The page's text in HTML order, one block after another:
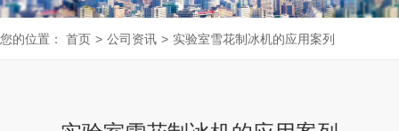
您的位置： 首页 > 公司资讯 > 实验室雪花制冰机的应用案列